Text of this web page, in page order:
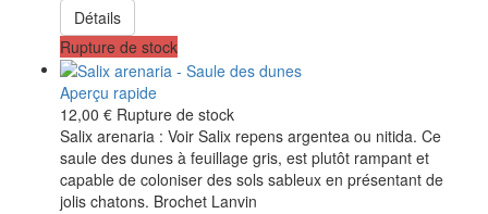
Détails
Rupture de stock
Aperçu rapide
12,00 € Rupture de stock
Salix arenaria : Voir Salix repens argentea ou nitida. Ce
saule des dunes à feuillage gris, est plutôt rampant et
capable de coloniser des sols sableux en présentant de
jolis chatons. Brochet Lanvin